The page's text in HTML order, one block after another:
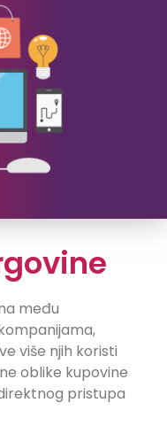
među
više njih koristi
oblike kupovine
pristupa